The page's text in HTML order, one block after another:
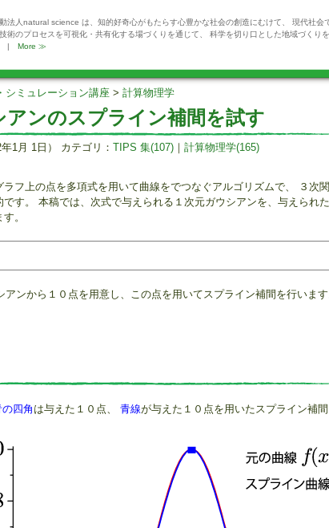
法人natural science は、知的好奇心がもたらす心豊かな社会の創造にむけて、 現代社会
術のプロセスを可視化・共有化する場づくりを通じて、 科学を切り口とした地域づくり
| More ≫
シミュレーション講座 > 計算物理学
アンのスプライン補間を試す
年1月 1日） カテゴリ： TIPS 集(107) ｜ 計算物理学(165)
ラフ上の点を多項式を用いて曲線をでつなぐアルゴリズムで、 ３次
です。 本稿では、次式で与えられる１次元ガウシアンを、与えられ
。
アンから１０点を用意し、この点を用いてスプライン補間を行います
の四角 は与えた１０点、 青線が与えた１０点を用いたスプライン補間